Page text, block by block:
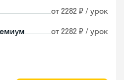
от 2282 ₽ / урок
от 2282 ₽ / урок